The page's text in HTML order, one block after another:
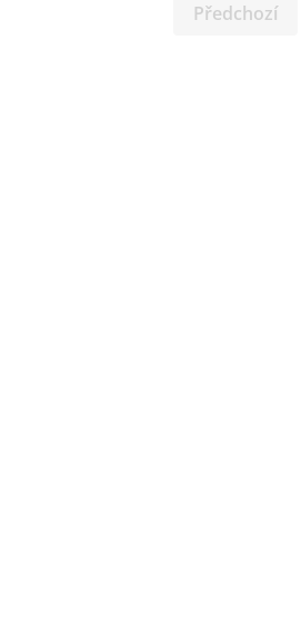
Předchozí